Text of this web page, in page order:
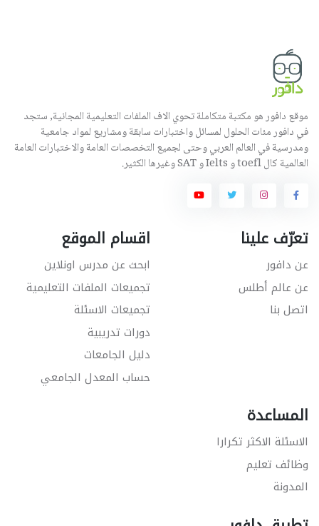
موقع دافور هو مكتبة متكاملة تحوي الاف الملفات التعليمية المجانية, ستجد
في دافور مئات الحلول لمسائل واختبارات سابقة ومشاريع لمواد جامعية
ومدرسية في العالم العربي وحتى لجميع التخصصات العامة والاختبارات العامة
العالمية كال toefl و Ielts و SAT وغيرها الكثير.
تعرّف علينا
عن دافور
عن عالم أطلس
اتصل بنا
اقسام الموقع
ابحث عن مدرس اونلاين
تجميعات الملفات التعليمية
تجميعات الاسئلة
دورات تدريبية
دليل الجامعات
حساب المعدل الجامعي
المساعدة
الاسئلة الاكثر تكرارا
وظائف تعليم
المدونة